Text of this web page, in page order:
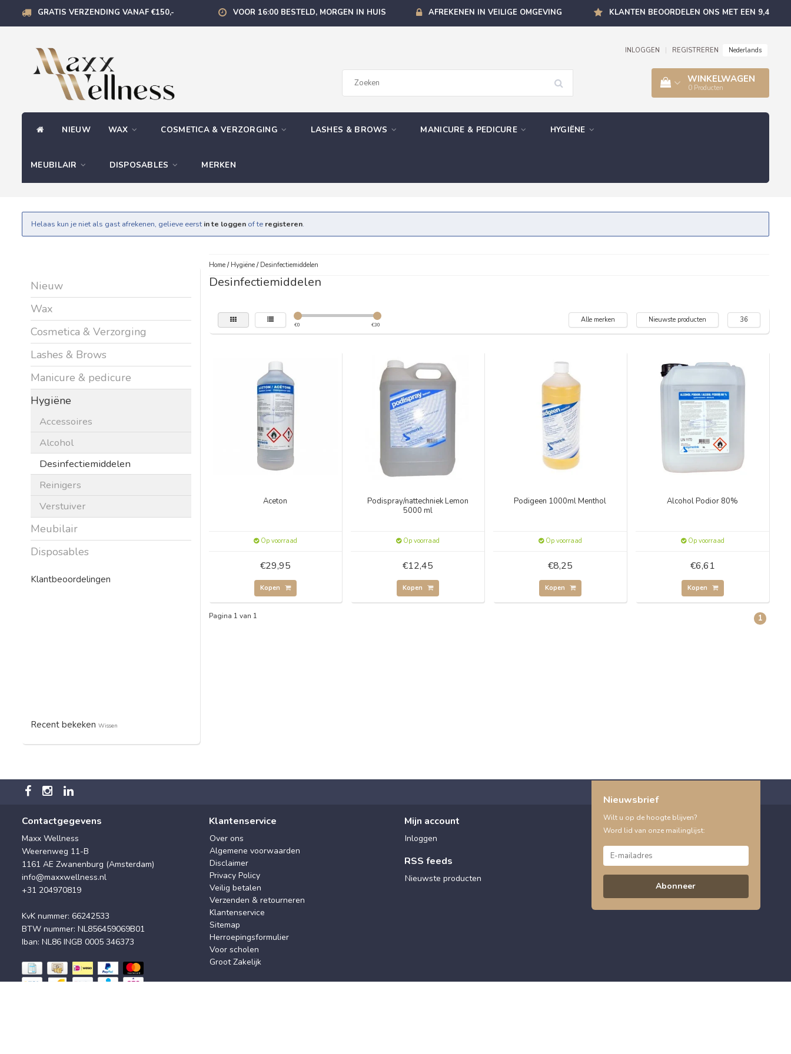
GRATIS VERZENDING VANAF €150,- VOOR 16:00 BESTELD, MORGEN IN HUIS AFREKENEN IN VEILIGE OMGEVING KLANTEN BEOORDELEN ONS MET EEN 9,4
INLOGGEN REGISTREREN Nederlands
WINKELWAGEN
0 Producten
NIEUW WAX COSMETICA & VERZORGING LASHES & BROWS MANICURE & PEDICURE HYGIËNE
MEUBILAIR DISPOSABLES MERKEN
Helaas kun je niet als gast afrekenen, gelieve eerst in te loggen of te registeren.
Nieuw
Wax
Cosmetica & Verzorging
Lashes & Brows
Manicure & pedicure
Hygiëne
Accessoires
Alcohol
Desinfectiemiddelen
Reinigers
Verstuiver
Meubilair
Disposables
Klantbeoordelingen
Recent bekeken Wissen
Home/ Hygiëne/ Desinfectiemiddelen
Desinfectiemiddelen
€0 €30
Alle merken Nieuwste producten 36
Aceton
Op voorraad
€29,95
Kopen
Podispray/nattechniek Lemon
5000 ml
Op voorraad
€12,45
Kopen
Podigeen 1000ml Menthol
Op voorraad
€8,25
Kopen
Alcohol Podior 80%
Op voorraad
€6,61
Kopen
Pagina 1 van 1 1
Contactgegevens
Maxx Wellness
Weerenweg 11-B
1161 AE Zwanenburg (Amsterdam)
info@maxxwellness.nl
+31 204970819
KvK nummer: 66242533
BTW nummer: NL856459069B01
Iban: NL86 INGB 0005 346373
Klantenservice
Over ons
Algemene voorwaarden
Disclaimer
Privacy Policy
Veilig betalen
Verzenden & retourneren
Klantenservice
Sitemap
Herroepingsformulier
Voor scholen
Groot Zakelijk
Mijn account
Inloggen
RSS feeds
Nieuwste producten
Nieuwsbrief
Wilt u op de hoogte blijven?
Word lid van onze mailinglijst:
Abonneer